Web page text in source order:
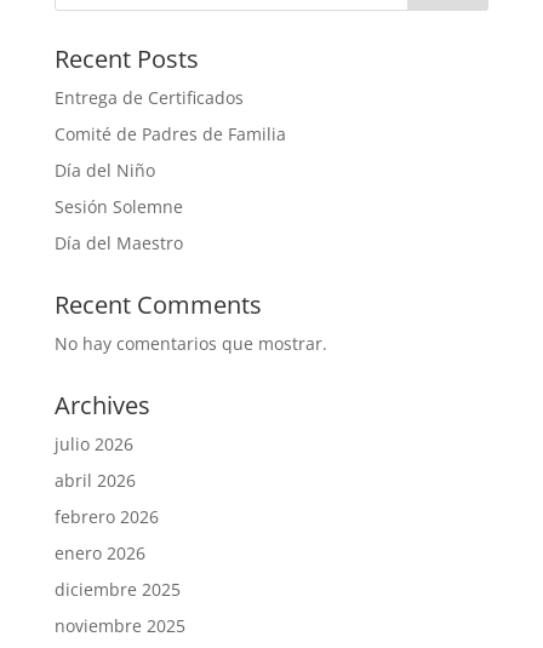
Recent Posts
Entrega de Certificados
Comité de Padres de Familia
Día del Niño
Sesión Solemne
Día del Maestro
Recent Comments
No hay comentarios que mostrar.
Archives
julio 2026
abril 2026
febrero 2026
enero 2026
diciembre 2025
noviembre 2025